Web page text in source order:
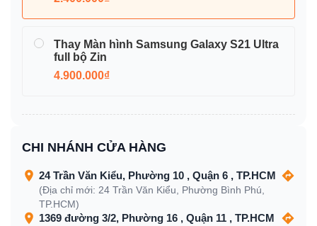
Thay Màn hình Samsung Galaxy S21 Ultra
full bộ Zin
4.900.000₫
CHI NHÁNH CỬA HÀNG
24 Trần Văn Kiểu, Phường 10 , Quận 6 , TP.HCM
(Địa chỉ mới: 24 Trần Văn Kiểu, Phường Bình Phú,
TP.HCM)
1369 đường 3/2, Phường 16 , Quận 11 , TP.HCM